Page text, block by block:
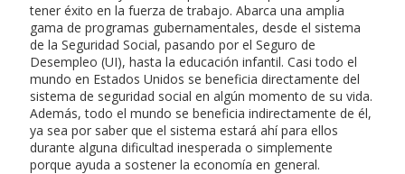
tener éxito en la fuerza de trabajo. Abarca una amplia
gama de programas gubernamentales, desde el sistema
de la Seguridad Social, pasando por el Seguro de
Desempleo (UI), hasta la educación infantil. Casi todo el
mundo en Estados Unidos se beneficia directamente del
sistema de seguridad social en algún momento de su vida.
Además, todo el mundo se beneficia indirectamente de él,
ya sea por saber que el sistema estará ahí para ellos
durante alguna dificultad inesperada o simplemente
porque ayuda a sostener la economía en general.